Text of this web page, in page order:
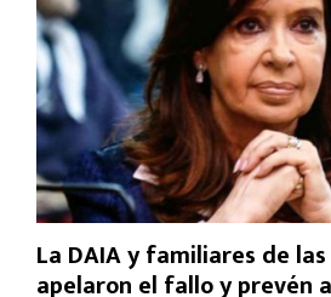
La DAIA y familiares de
apelaron el fallo y prevén